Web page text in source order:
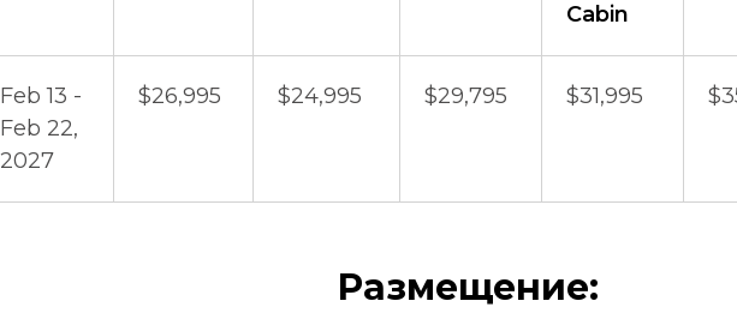
Cabin
Feb 13 -
Feb 22,
2027
$26,995 $24,995 $29,795 $31,995
Размещение: